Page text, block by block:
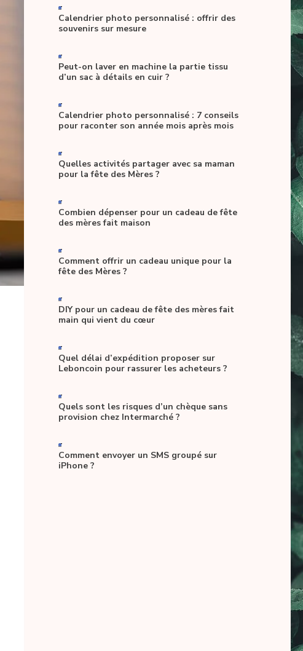
-
Calendrier photo personnalisé : offrir des
souvenirs sur mesure
-
Peut-on laver en machine la partie tissu
d’un sac à détails en cuir ?
-
Calendrier photo personnalisé : 7 conseils
pour raconter son année mois après mois
-
Quelles activités partager avec sa maman
pour la fête des Mères ?
-
Combien dépenser pour un cadeau de fête
des mères fait maison
-
Comment offrir un cadeau unique pour la
fête des Mères ?
-
DIY pour un cadeau de fête des mères fait
main qui vient du cœur
-
Quel délai d’expédition proposer sur
Leboncoin pour rassurer les acheteurs ?
-
Quels sont les risques d’un chèque sans
provision chez Intermarché ?
-
Comment envoyer un SMS groupé sur
iPhone ?